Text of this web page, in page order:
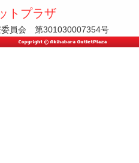
トプラザ
員会 第301030007354号